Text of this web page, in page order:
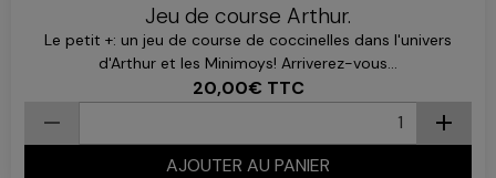
Jeu de course Arthur.
Le petit +: un jeu de course de coccinelles dans l'univers
d'Arthur et les Minimoys! Arriverez-vous...
20,00€ TTC
AJOUTER AU PANIER